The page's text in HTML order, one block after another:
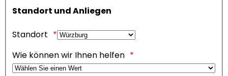
Standort und Anliegen
Standort
Wie können wir Ihnen helfen